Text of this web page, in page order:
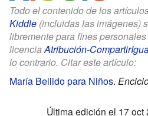
Todo el contenido de los
Kiddle (incluidas las imágenes)
libremente para fines
licenciaAtribución-
lo contrario. Citar este artículo:
María Bellido para Niños.
Última edición el 17 oct